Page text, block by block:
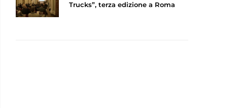
Trucks”, terza edizione a Roma